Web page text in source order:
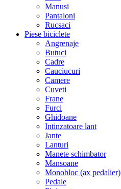
Manusi
Pantaloni
Rucsaci
Piese biciclete
Angrenaje
Butuci
Cadre
Cauciucuri
Camere
Cuveti
Frane
Furci
Ghidoane
Intinzatoare lant
Jante
Lanturi
Manete schimbator
Mansoane
Monobloc (ax pedalier)
Pedale